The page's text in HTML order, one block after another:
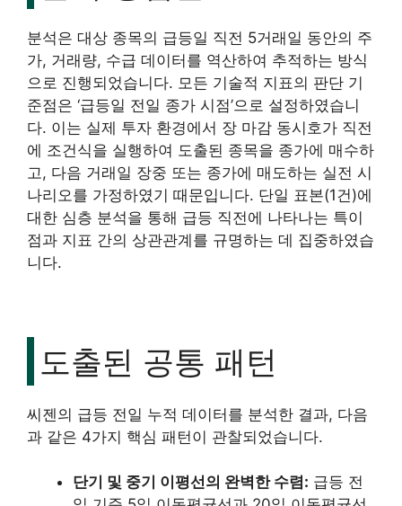
분석은 대상 종목의 급등일 직전 5거래일 동안의 주
가, 거래량, 수급 데이터를 역산하여 추적하는 방식
으로 진행되었습니다. 모든 기술적 지표의 판단 기
준점은 ‘급등일 전일 종가 시점’으로 설정하였습니
다. 이는 실제 투자 환경에서 장 마감 동시호가 직전
에 조건식을 실행하여 도출된 종목을 종가에 매수하
고, 다음 거래일 장중 또는 종가에 매도하는 실전 시
나리오를 가정하였기 때문입니다. 단일 표본(1건)에
대한 심층 분석을 통해 급등 직전에 나타나는 특이
점과 지표 간의 상관관계를 규명하는 데 집중하였습
니다.
도출된 공통 패턴
씨젠의 급등 전일 누적 데이터를 분석한 결과, 다음
과 같은 4가지 핵심 패턴이 관찰되었습니다.
단기 및 중기 이평선의 완벽한 수렴: 급등 전